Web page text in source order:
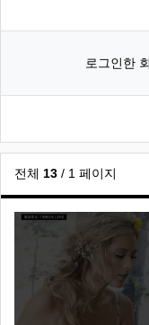
로그인한
전체 13 / 1 페이지